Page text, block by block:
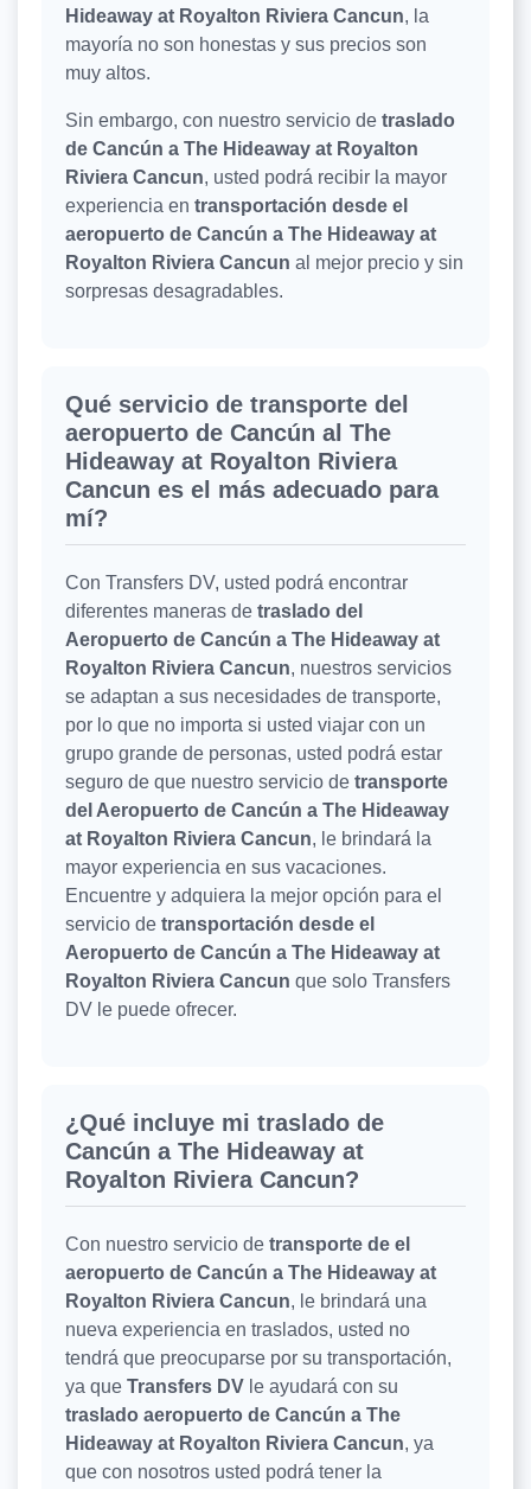
Hideaway at Royalton Riviera Cancun, la
mayoría no son honestas y sus precios son
muy altos.
Sin embargo, con nuestro servicio de traslado
de Cancún a The Hideaway at Royalton
Riviera Cancun, usted podrá recibir la mayor
experiencia en transportación desde el
aeropuerto de Cancún a The Hideaway at
Royalton Riviera Cancun al mejor precio y sin
sorpresas desagradables.
Qué servicio de transporte del
aeropuerto de Cancún al The
Hideaway at Royalton Riviera
Cancun es el más adecuado para
mí?
Con Transfers DV, usted podrá encontrar
diferentes maneras de traslado del
Aeropuerto de Cancún a The Hideaway at
Royalton Riviera Cancun, nuestros servicios
se adaptan a sus necesidades de transporte,
por lo que no importa si usted viajar con un
grupo grande de personas, usted podrá estar
seguro de que nuestro servicio de transporte
del Aeropuerto de Cancún a The Hideaway
at Royalton Riviera Cancun, le brindará la
mayor experiencia en sus vacaciones.
Encuentre y adquiera la mejor opción para el
servicio de transportación desde el
Aeropuerto de Cancún a The Hideaway at
Royalton Riviera Cancun que solo Transfers
DV le puede ofrecer.
¿Qué incluye mi traslado de
Cancún a The Hideaway at
Royalton Riviera Cancun?
Con nuestro servicio de transporte de el
aeropuerto de Cancún a The Hideaway at
Royalton Riviera Cancun, le brindará una
nueva experiencia en traslados, usted no
tendrá que preocuparse por su transportación,
ya que Transfers DV le ayudará con su
traslado aeropuerto de Cancún a The
Hideaway at Royalton Riviera Cancun, ya
que con nosotros usted podrá tener la